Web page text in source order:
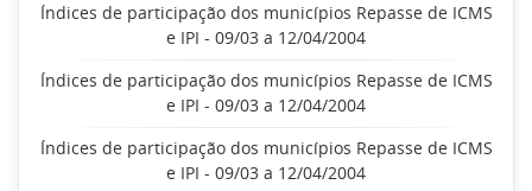
Índices de participação dos municípios Repasse de ICMS
e IPI - 09/03 a 12/04/2004
Índices de participação dos municípios Repasse de ICMS
e IPI - 09/03 a 12/04/2004
Índices de participação dos municípios Repasse de ICMS
e IPI - 09/03 a 12/04/2004